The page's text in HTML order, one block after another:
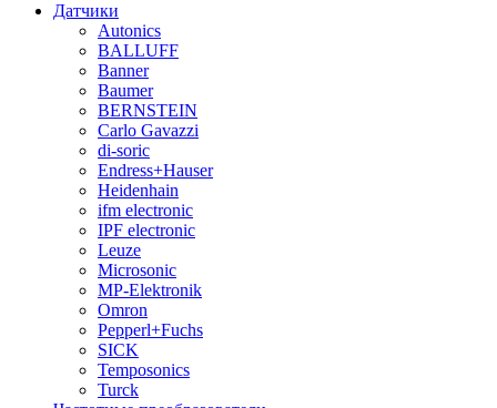
Датчики
Autonics
BALLUFF
Banner
Baumer
BERNSTEIN
Carlo Gavazzi
di-soric
Endress+Hauser
Heidenhain
ifm electronic
IPF electronic
Leuze
Microsonic
MP-Elektronik
Omron
Pepperl+Fuchs
SICK
Temposonics
Turck